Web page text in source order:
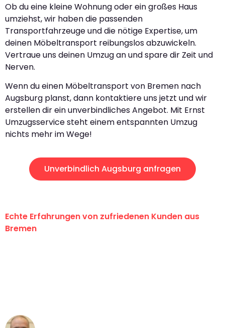
Ob du eine kleine Wohnung oder ein großes Haus
umziehst, wir haben die passenden
Transportfahrzeuge und die nötige Expertise, um
deinen Möbeltransport reibungslos abzuwickeln.
Vertraue uns deinen Umzug an und spare dir Zeit und
Nerven.
Wenn du einen Möbeltransport von Bremen nach
Augsburg planst, dann kontaktiere uns jetzt und wir
erstellen dir ein unverbindliches Angebot. Mit Ernst
Umzugsservice steht einem entspannten Umzug
nichts mehr im Wege!
Unverbindlich Augsburg anfragen
Echte Erfahrungen von zufriedenen Kunden aus
Bremen